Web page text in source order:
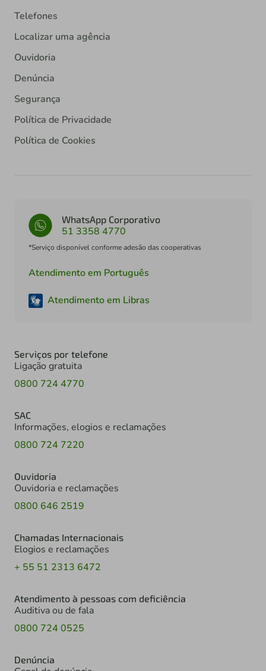
Telefones
Localizar uma agência
Ouvidoria
Denúncia
Segurança
Política de Privacidade
Política de Cookies
WhatsApp Corporativo
51 3358 4770
*Serviço disponível conforme adesão das cooperativas
Atendimento em Português
Atendimento em Libras
Serviços por telefone
Ligação gratuita
0800 724 4770
SAC
Informações, elogios e reclamações
0800 724 7220
Ouvidoria
Ouvidoria e reclamações
0800 646 2519
Chamadas Internacionais
Elogios e reclamações
+ 55 51 2313 6472
Atendimento à pessoas com deficiência
Auditiva ou de fala
0800 724 0525
Denúncia